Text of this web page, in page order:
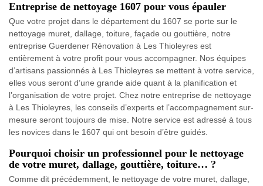
Entreprise de nettoyage 1607 pour vous épauler
Que votre projet dans le département du 1607 se porte sur le
nettoyage muret, dallage, toiture, façade ou gouttière, notre
entreprise Guerdener Rénovation à Les Thioleyres est
entièrement à votre profit pour vous accompagner. Nos équipes
d’artisans passionnés à Les Thioleyres se mettent à votre service,
elles vous seront d’une grande aide quant à la planification et
l’organisation de votre projet. Chez notre entreprise de nettoyage
à Les Thioleyres, les conseils d’experts et l’accompagnement sur-
mesure seront toujours de mise. Notre service est adressé à tous
les novices dans le 1607 qui ont besoin d’être guidés.
Pourquoi choisir un professionnel pour le nettoyage
de votre muret, dallage, gouttière, toiture… ?
Comme dit précédemment, le nettoyage de votre muret, dallage,